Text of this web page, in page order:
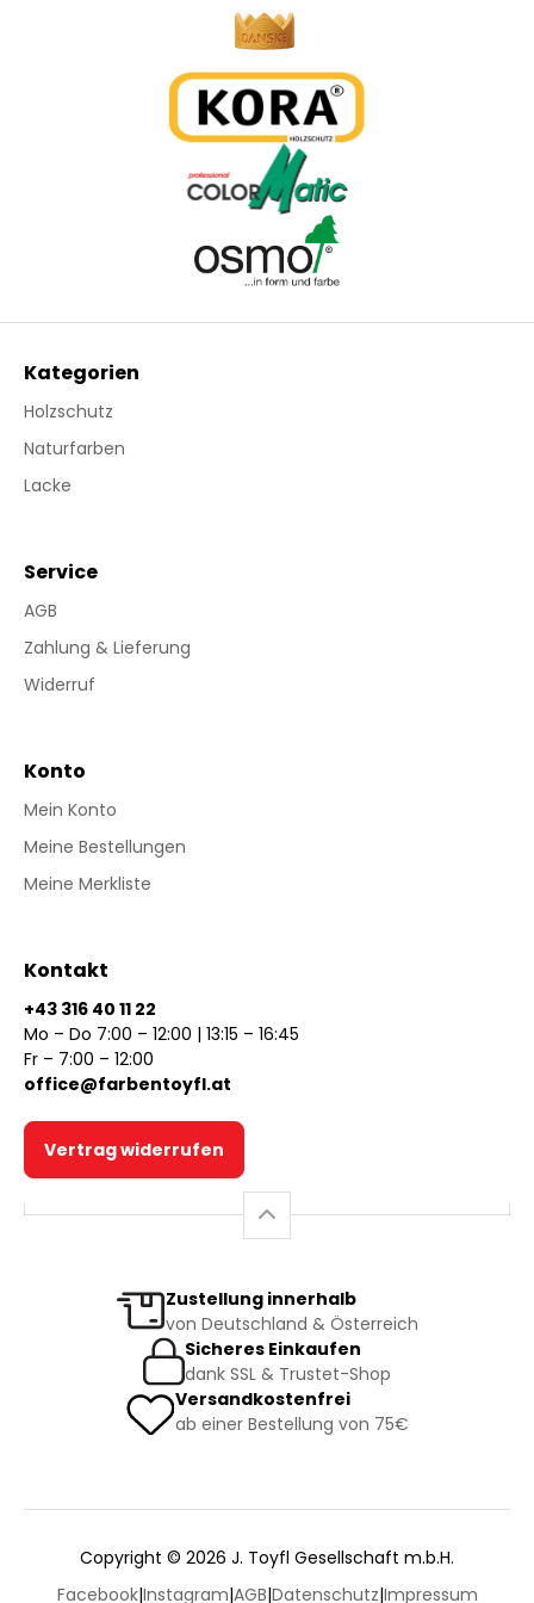
Kategorien
Holzschutz
Naturfarben
Lacke
Service
AGB
Zahlung & Lieferung
Widerruf
Konto
Mein Konto
Meine Bestellungen
Meine Merkliste
Kontakt
+43 316 40 11 22
Mo – Do 7:00 – 12:00 | 13:15 – 16:45
Fr – 7:00 – 12:00
office@farbentoyfl.at
Vertrag widerrufen
Zustellung innerhalb
von Deutschland & Österreich
Sicheres Einkaufen
dank SSL & Trustet-Shop
Versandkostenfrei
ab einer Bestellung von 75€
Copyright © 2026 J. Toyfl Gesellschaft m.b.H.
Facebook|Instagram|AGB|Datenschutz|Impressum